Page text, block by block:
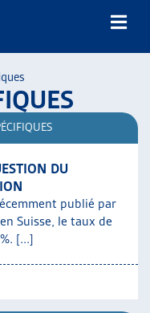
DU
publié par
Suisse, le taux de
[...]